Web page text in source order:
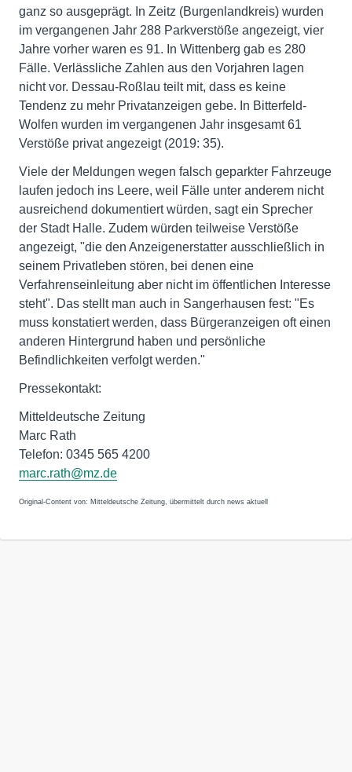
ganz so ausgeprägt. In Zeitz (Burgenlandkreis) wurden
im vergangenen Jahr 288 Parkverstöße angezeigt, vier
Jahre vorher waren es 91. In Wittenberg gab es 280
Fälle. Verlässliche Zahlen aus den Vorjahren lagen
nicht vor. Dessau-Roßlau teilt mit, dass es keine
Tendenz zu mehr Privatanzeigen gebe. In Bitterfeld-
Wolfen wurden im vergangenen Jahr insgesamt 61
Verstöße privat angezeigt (2019: 35).
Viele der Meldungen wegen falsch geparkter Fahrzeuge
laufen jedoch ins Leere, weil Fälle unter anderem nicht
ausreichend dokumentiert würden, sagt ein Sprecher
der Stadt Halle. Zudem würden teilweise Verstöße
angezeigt, "die den Anzeigenerstatter ausschließlich in
seinem Privatleben stören, bei denen eine
Verfahrenseinleitung aber nicht im öffentlichen Interesse
steht". Das stellt man auch in Sangerhausen fest: "Es
muss konstatiert werden, dass Bürgeranzeigen oft einen
anderen Hintergrund haben und persönliche
Befindlichkeiten verfolgt werden."
Pressekontakt:
Mitteldeutsche Zeitung
Marc Rath
Telefon: 0345 565 4200
marc.rath@mz.de
Original-Content von: Mitteldeutsche Zeitung, übermittelt durch news aktuell